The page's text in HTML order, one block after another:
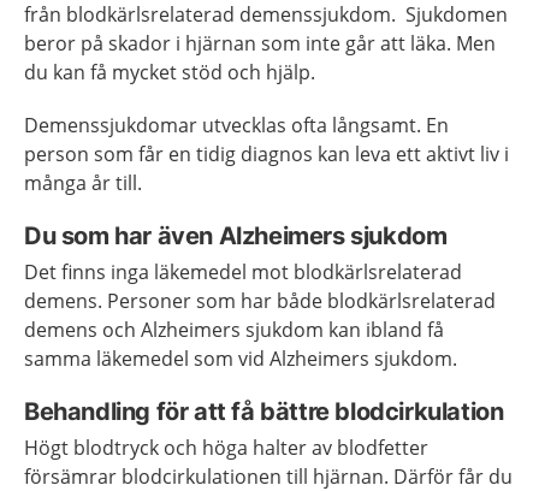
från blodkärlsrelaterad demenssjukdom. Sjukdomen
beror på skador i hjärnan som inte går att läka. Men
du kan få mycket stöd och hjälp.
Demenssjukdomar utvecklas ofta långsamt. En
person som får en tidig diagnos kan leva ett aktivt liv i
många år till.
Du som har även Alzheimers sjukdom
Det finns inga läkemedel mot blodkärlsrelaterad
demens. Personer som har både blodkärlsrelaterad
demens och Alzheimers sjukdom kan ibland få
samma läkemedel som vid Alzheimers sjukdom.
Behandling för att få bättre blodcirkulation
Högt blodtryck och höga halter av blodfetter
försämrar blodcirkulationen till hjärnan. Därför får du